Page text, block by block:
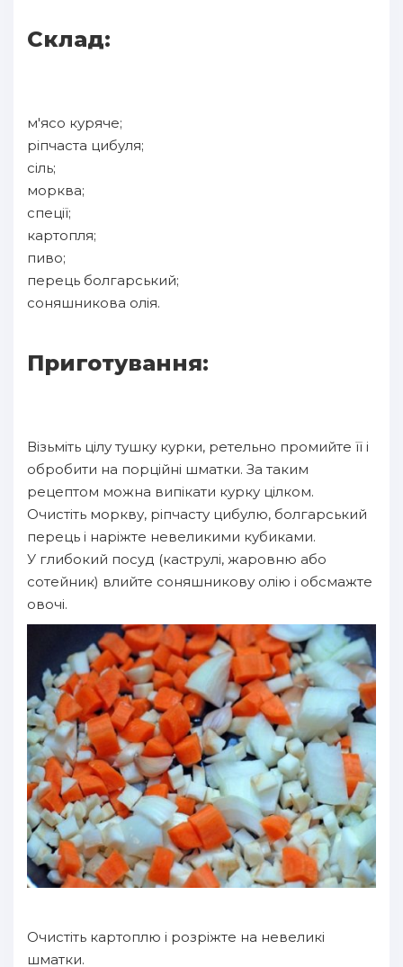
Склад:
м'ясо куряче;
ріпчаста цибуля;
сіль;
морква;
спеції;
картопля;
пиво;
перець болгарський;
соняшникова олія.
Приготування:
Візьміть цілу тушку курки, ретельно промийте її і
обробити на порційні шматки. За таким
рецептом можна випікати курку цілком.
Очистіть моркву, ріпчасту цибулю, болгарський
перець і наріжте невеликими кубиками.
У глибокий посуд (каструлі, жаровню або
сотейник) влийте соняшникову олію і обсмажте
овочі.
Очистіть картоплю і розріжте на невеликі
шматки.